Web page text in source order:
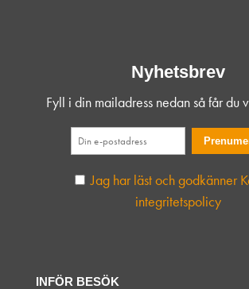
Nyhetsbrev
Fyll i din mailadress nedan så får du
Jag har läst och godkänner
integritetspolicy
INFÖR BESÖK